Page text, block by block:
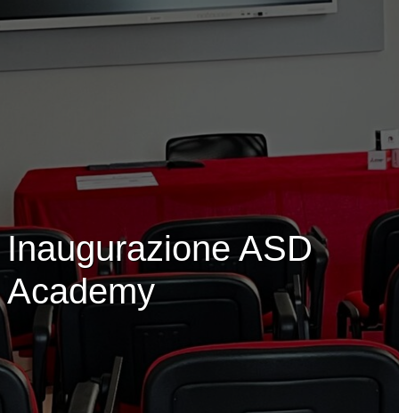
Inaugurazione ASD
Academy